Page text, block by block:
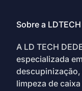
Sobre a LDTECH
A LD TECH
especializada
limpeza de